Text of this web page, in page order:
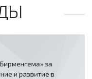
за
и развитие в